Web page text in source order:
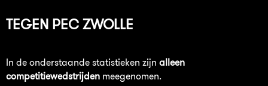
TEGEN PEC ZWOLLE
In de onderstaande statistieken zijn alleen
competitiewedstrijden meegenomen.